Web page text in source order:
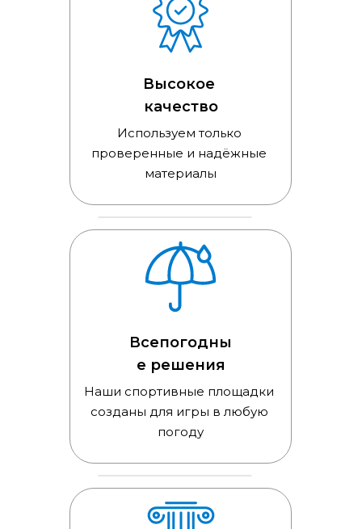
Наши спортивные площадки
созданы для игры в любую
погоду
Всепогодны
е решения
Используем только
проверенные и надёжные
материалы
Высокое
качество